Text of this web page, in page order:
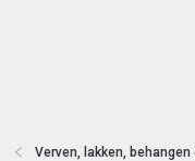
Verven, lakken, behangen